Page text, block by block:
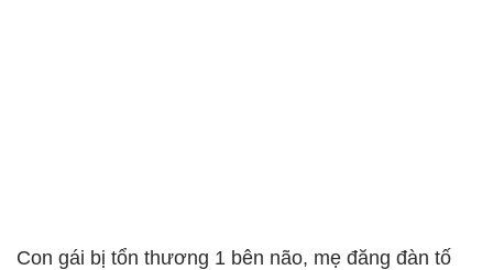
Con gái bị tổn thương 1 bên não, mẹ đăng đàn tố